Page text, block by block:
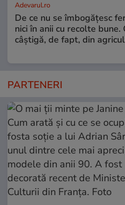
Adevarul.ro
De ce nu se îmbogățesc
nici în anii cu recolte bune.
câștigă, de fapt, din
PARTENERI